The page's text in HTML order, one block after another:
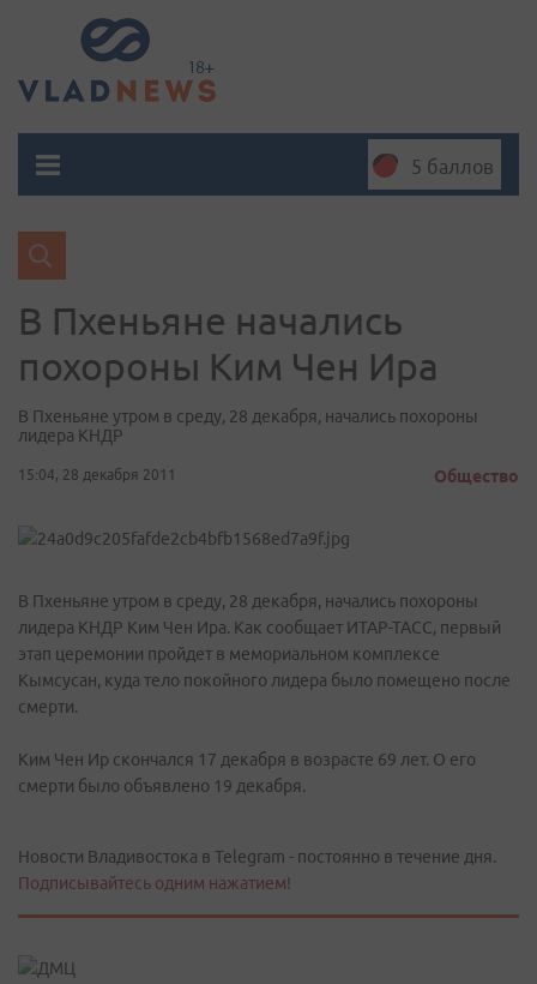
5 баллов
В Пхеньяне начались
похороны Ким Чен Ира
В Пхеньяне утром в среду, 28 декабря, начались похороны
лидера КНДР
15:04, 28 декабря 2011 Общество
В Пхеньяне утром в среду, 28 декабря, начались похороны
лидера КНДР Ким Чен Ира. Как сообщает ИТАР-ТАСС, первый
этап церемонии пройдет в мемориальном комплексе
Кымсусан, куда тело покойного лидера было помещено после
смерти.
Ким Чен Ир скончался 17 декабря в возрасте 69 лет. О его
смерти было объявлено 19 декабря.
Новости Владивостока в Telegram - постоянно в течение дня.
Подписывайтесь одним нажатием!